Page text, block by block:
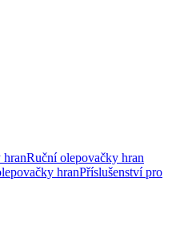
Ruční olepovačky hran
Příslušenství pro